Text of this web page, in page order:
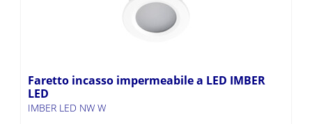
Faretto incasso impermeabile a LED IMBER
LED
IMBER LED NW W